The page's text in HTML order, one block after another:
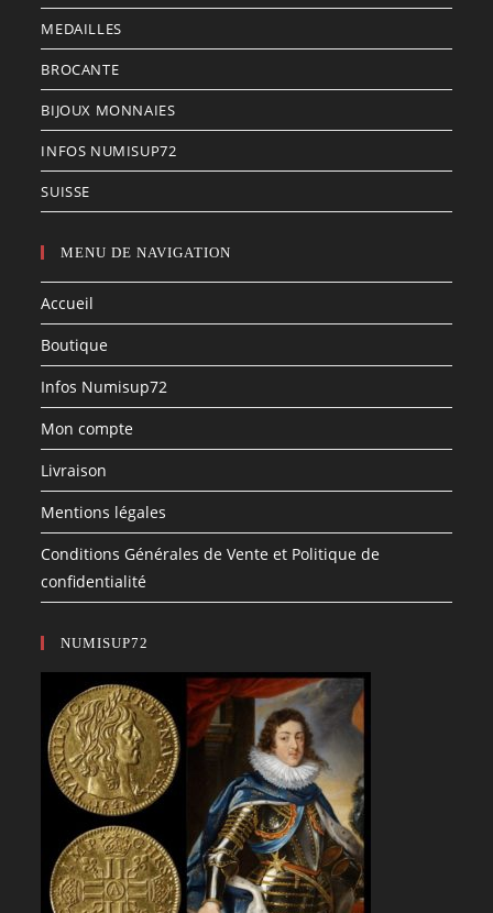
MEDAILLES
BROCANTE
BIJOUX MONNAIES
INFOS NUMISUP72
SUISSE
MENU DE NAVIGATION
Accueil
Boutique
Infos Numisup72
Mon compte
Livraison
Mentions légales
Conditions Générales de Vente et Politique de
confidentialité
NUMISUP72